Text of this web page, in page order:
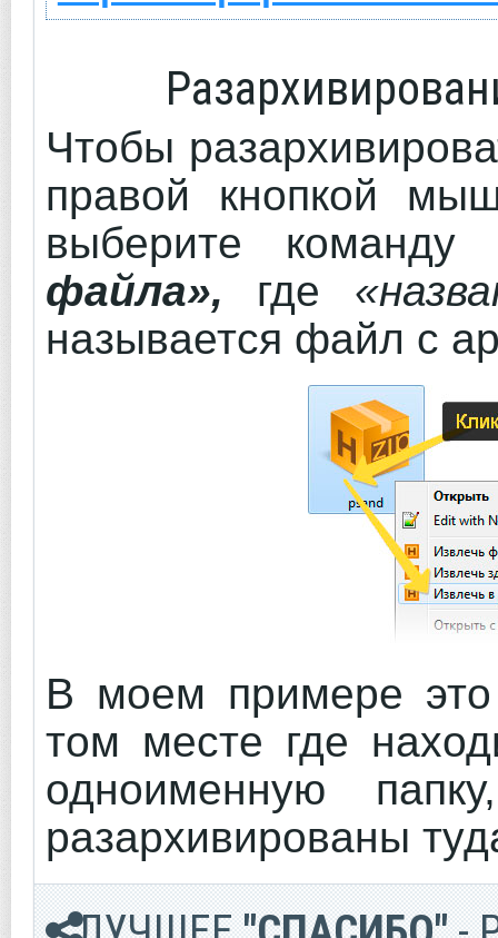
Чтобы
правой кнопкой
выберите
файла», где
называется файл с
В моем примере
том месте где
одноименную
разархивированы